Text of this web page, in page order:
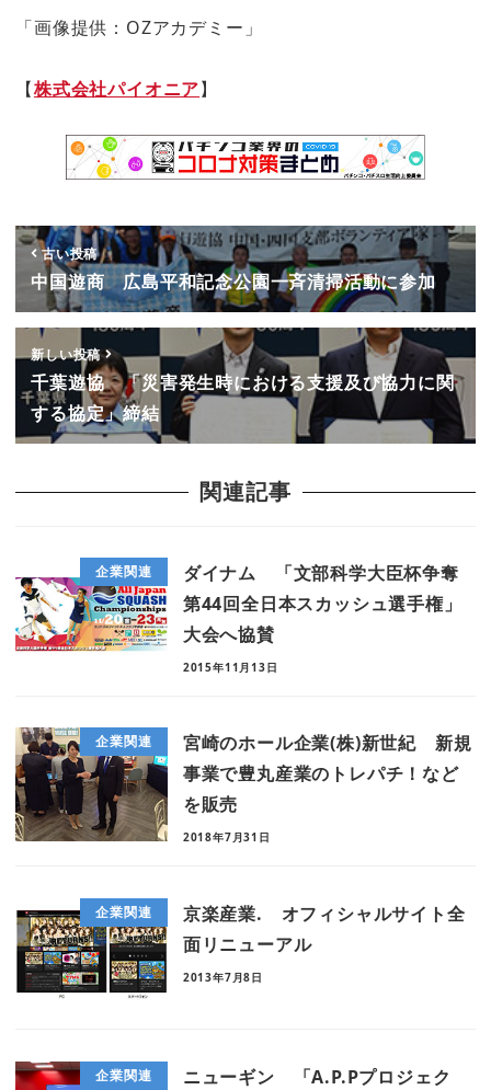
「画像提供：OZアカデミー」
【株式会社パイオニア】
古い投稿
中国遊商 広島平和記念公園一斉清掃活動に参加
新しい投稿
千葉遊協 「災害発生時における支援及び協力に関
する協定」締結
関連記事
企業関連
ダイナム 「文部科学大臣杯争奪
第44回全日本スカッシュ選手権」
大会へ協賛
2015年11月13日
企業関連
宮崎のホール企業(株)新世紀 新規
事業で豊丸産業のトレパチ！など
を販売
2018年7月31日
企業関連
京楽産業. オフィシャルサイト全
面リニューアル
2013年7月8日
企業関連
ニューギン 「A.P.Pプロジェク